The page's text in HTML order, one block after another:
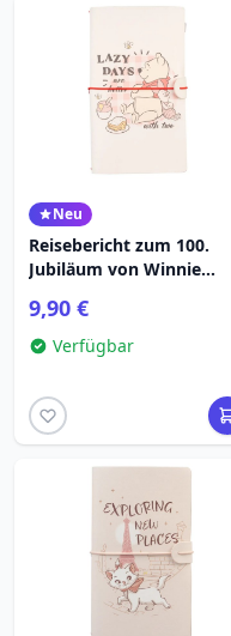
Neu
Reisebericht zum 100.
Jubiläum von Winnie
9,90 €
Verfügbar